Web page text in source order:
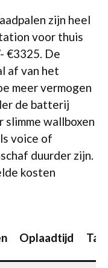
zijn heel
voor thuis
€3325. De
af van het
meer vermogen
de batterij
slimme wallboxen
voice of
duurder zijn.
kosten
Oplaadtijd